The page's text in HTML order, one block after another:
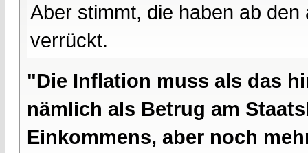
Aber stimmt, die haben ab
verrückt.
"Die Inflation muss als das
nämlich als Betrug am
Einkommens, aber noch